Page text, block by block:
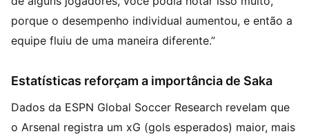
porque o desempenho individual aumentou, e então a
equipe fluiu de uma maneira diferente.”
Estatísticas reforçam a importância de Saka
Dados da ESPN Global Soccer Research revelam que
o Arsenal registra um xG (gols esperados) maior, mais